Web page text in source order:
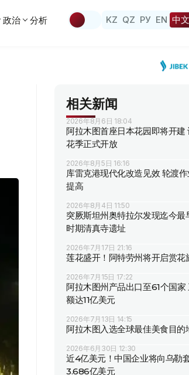
政治 分析 KZ QZ РУ EN 中文
相关新闻
2026年8月6日 18:04
阿拉木图首座日本花园即将开建
花季正式开放
2026年8月5日 16:16
库雷克港现代化改造见效 轮渡
提高
2026年8月4日 11:50
突厥斯坦州奥特拉尔发现迄今最
时期清真寺遗址
2026年7月17日 21:16
莲花盛开！阿特劳州将开启赏花
2026年7月15日 17:22
阿拉木图州产品出口至61个国家
额达11亿美元
2026年7月13日 14:15
阿拉木图入选全球最佳美食目的
2026年6月30日 12:30
近4亿美元！中国企业将向乌勒
3.686亿美元